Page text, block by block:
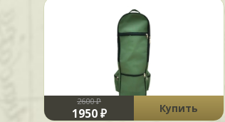
2600 ₽
1950 ₽
Купить